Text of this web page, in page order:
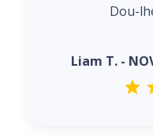
Dou-
Liam T. -